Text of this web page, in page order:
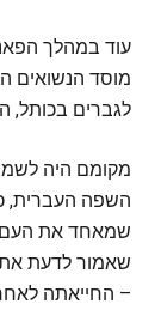
עוד במהלך
מוסד הנשואים
לגברים בכותל,
מקומם היה
השפה העברית,
שמאחד את העם
שאמור לדעת